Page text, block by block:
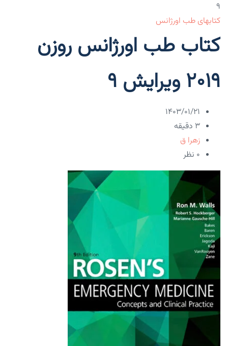
۹
کتابهای طب اورژانس
کتاب طب اورژانس روزن
۲۰۱۹ ویرایش ۹
۱۴۰۳/۰۱/۲۱
3 دقیقه
زهرا ق
۰ نظر